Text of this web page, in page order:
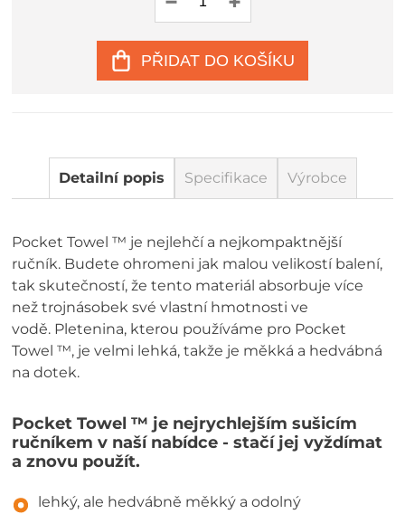
PŘIDAT DO KOŠÍKU
Detailní popis Specifikace Výrobce
Pocket Towel ™ je nejlehčí a nejkompaktnější
ručník. Budete ohromeni jak malou velikostí balení,
tak skutečností, že tento materiál absorbuje více
než trojnásobek své vlastní hmotnosti ve
vodě. Pletenina, kterou používáme pro Pocket
Towel ™, je velmi lehká, takže je měkká a hedvábná
na dotek.
Pocket Towel ™ je nejrychlejším sušicím
ručníkem v naší nabídce - stačí jej vyždímat
a znovu použít.
lehký, ale hedvábně měkký a odolný